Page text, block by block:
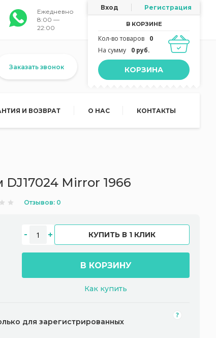
Ежедневно
8:00 —
22:00
Вход Регистрация
В КОРЗИНЕ
Кол-во товаров
0
На сумму
0 руб.
КОРЗИНА
Заказать звонок
И ВОЗВРАТ О НАС КОНТАКТЫ
Mirror 1966
Отзывов: 0
КУПИТЬ В 1 КЛИК
В КОРЗИНУ
Как купить
для зарегистрированных